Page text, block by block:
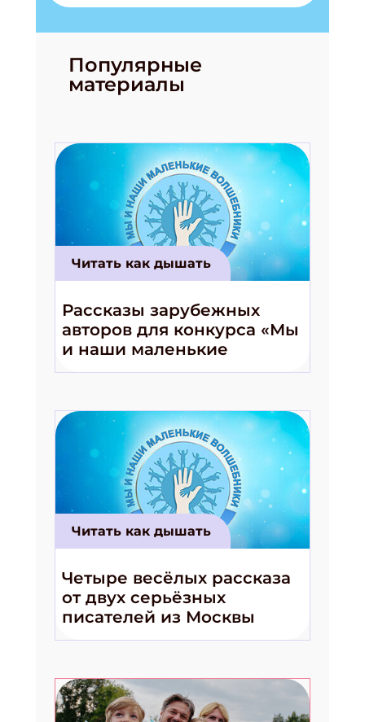
Популярные
материалы
Читать как дышать
Рассказы зарубежных
авторов для конкурса «Мы
и наши маленькие
волшебники!»
Читать как дышать
Четыре весёлых рассказа
от двух серьёзных
писателей из Москвы